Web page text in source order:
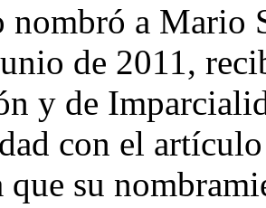
nombró a Mario
de 2011,
y de
con el
que su